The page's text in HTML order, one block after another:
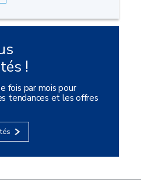
!
fois par mois pour
tendances et les offres